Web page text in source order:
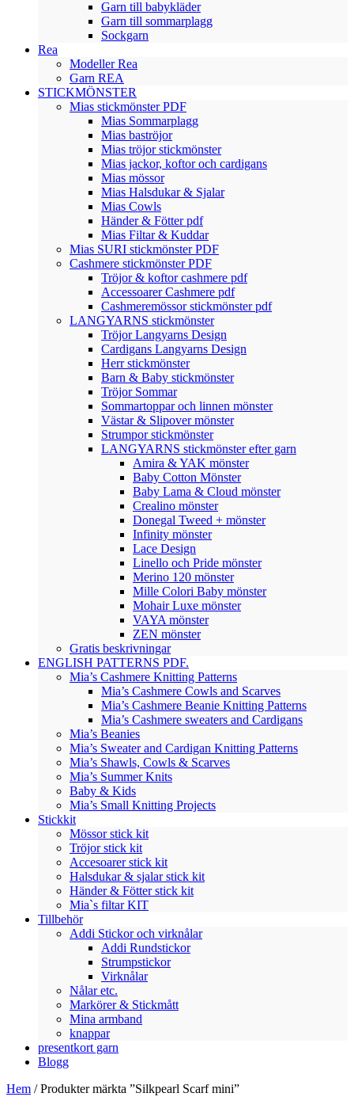
Garn till babykläder
Garn till sommarplagg
Sockgarn
Rea
Modeller Rea
Garn REA
STICKMÖNSTER
Mias stickmönster PDF
Mias Sommarplagg
Mias baströjor
Mias tröjor stickmönster
Mias jackor, koftor och cardigans
Mias mössor
Mias Halsdukar & Sjalar
Mias Cowls
Händer & Fötter pdf
Mias Filtar & Kuddar
Mias SURI stickmönster PDF
Cashmere stickmönster PDF
Tröjor & koftor cashmere pdf
Accessoarer Cashmere pdf
Cashmeremössor stickmönster pdf
LANGYARNS stickmönster
Tröjor Langyarns Design
Cardigans Langyarns Design
Herr stickmönster
Barn & Baby stickmönster
Tröjor Sommar
Sommartoppar och linnen mönster
Västar & Slipover mönster
Strumpor stickmönster
LANGYARNS stickmönster efter garn
Amira & YAK mönster
Baby Cotton Mönster
Baby Lama & Cloud mönster
Crealino mönster
Donegal Tweed + mönster
Infinity mönster
Lace Design
Linello och Pride mönster
Merino 120 mönster
Mille Colori Baby mönster
Mohair Luxe mönster
VAYA mönster
ZEN mönster
Gratis beskrivningar
ENGLISH PATTERNS PDF.
Mia’s Cashmere Knitting Patterns
Mia’s Cashmere Cowls and Scarves
Mia’s Cashmere Beanie Knitting Patterns
Mia’s Cashmere sweaters and Cardigans
Mia’s Beanies
Mia’s Sweater and Cardigan Knitting Patterns
Mia’s Shawls, Cowls & Scarves
Mia’s Summer Knits
Baby & Kids
Mia’s Small Knitting Projects
Stickkit
Mössor stick kit
Tröjor stick kit
Accesoarer stick kit
Halsdukar & sjalar stick kit
Händer & Fötter stick kit
Mia`s filtar KIT
Tillbehör
Addi Stickor och virknålar
Addi Rundstickor
Strumpstickor
Virknålar
Nålar etc.
Markörer & Stickmått
Mina armband
knappar
presentkort garn
Blogg
Hem / Produkter märkta ”Silkpearl Scarf mini”